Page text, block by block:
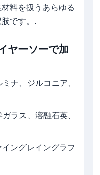
料を扱うあらゆる
です。.
ヤーソーで加
ナ、ジルコニア、
ラス、溶融石英、
ングレイングラフ